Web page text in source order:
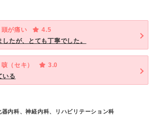
が痛い
4.5
たが、とても丁寧でした。
（セキ）
3.0
いる
内科、神経内科、リハビリテーション科